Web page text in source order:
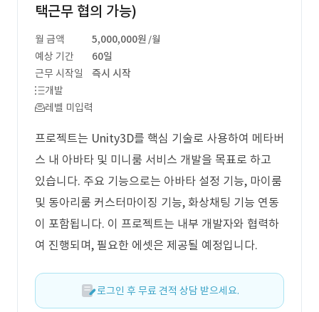
택근무 협의 가능)
월 금액 5,000,000원 /월
예상 기간
60일
근무 시작일
즉시 시작
개발
레벨 미입력
프로젝트는 Unity3D를 핵심 기술로 사용하여 메타버
스 내 아바타 및 미니룸 서비스 개발을 목표로 하고
있습니다. 주요 기능으로는 아바타 설정 기능, 마이룸
및 동아리룸 커스터마이징 기능, 화상채팅 기능 연동
이 포함됩니다. 이 프로젝트는 내부 개발자와 협력하
여 진행되며, 필요한 에셋은 제공될 예정입니다.
로그인 후 무료 견적 상담 받으세요.